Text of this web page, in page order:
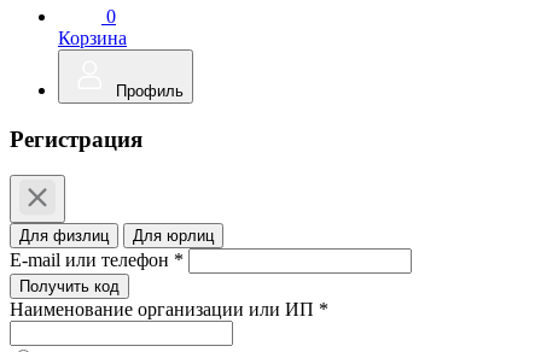
0
Корзина
Профиль
Регистрация
Для физлиц Для юрлиц
E-mail или телефон *
Получить код
Наименование организации или ИП *